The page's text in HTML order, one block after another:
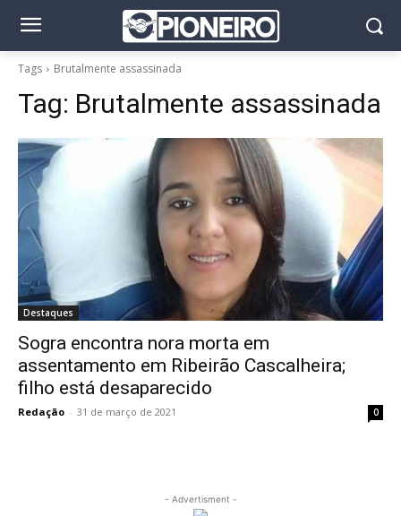
Tags Brutalmente assassinada
Tag: Brutalmente assassinada
Destaques
Sogra encontra nora morta em
assentamento em Ribeirão Cascalheira;
filho está desaparecido
Redação - 31 de março de 2021 0
- Advertisment -